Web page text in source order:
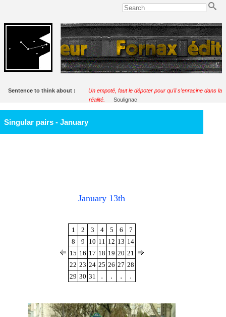
Sentence to think about :
Un empoté, faut le dépoter pour qu’il s’enracine dans la
réalité.
Soulignac
Singular pairs - January
January 13th
1 2 3 4 5 6
7
8
9 10 11 12 13 14
15 16 17 18 19 20 21
22 23 24 25 26 27 28
29 30 31 . . . .